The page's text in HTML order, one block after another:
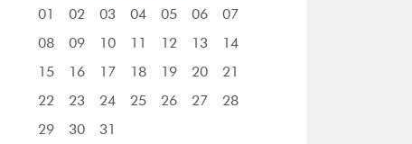
01
02 03 04 05 06
07
08
09 10 11 12 13
14
15
16 17 18 19 20
21
22
23 24 25 26 27
28
29
30 31